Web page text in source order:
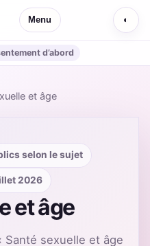
Menu ◐
d’abord
et âge
selon le sujet
2026
et âge
Santé sexuelle et âge